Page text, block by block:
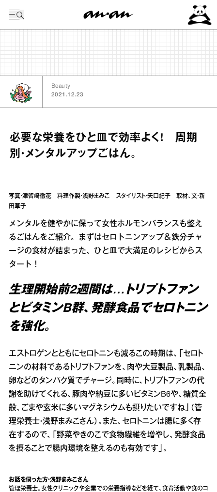
Beauty
2021.12.23
必要な栄養をひと皿で効率よく! 周期
別・メンタルアップごはん。
写真・津留崎徹花 料理作製・浅野まみこ スタイリスト・矢口紀子 取材、文・新
田草子
メンタルを健やかに保って女性ホルモンバランスも整え
るごはんをご紹介。まずはセロトニンアップ＆鉄分チャ
ージの食材が詰まった、ひと皿で大満足のレシピからス
タート！
生理開始前2週間は…トリプトファン
とビタミンB群、発酵食品でセロトニン
を強化。
エストロゲンとともにセロトニンも減るこの時期は、「セロト
ニンの材料であるトリプトファンを、肉や大豆製品、乳製品、
卵などのタンパク質でチャージ。同時に、トリプトファンの代
謝を助けてくれる、豚肉や納豆に多いビタミンB6や、糖質全
般、ごまや玄米に多いマグネシウムも摂りたいですね」（管
理栄養士・浅野まみこさん）。また、セロトニンは腸に多く存
在するので、「野菜やきのこで食物繊維を増やし、発酵食品
を摂ることで腸内環境を整えるのも有効です」。
お話を伺った方・浅野まみこさん
管理栄養士。女性クリニックや企業での栄養指導などを経て、食育活動や食のコ